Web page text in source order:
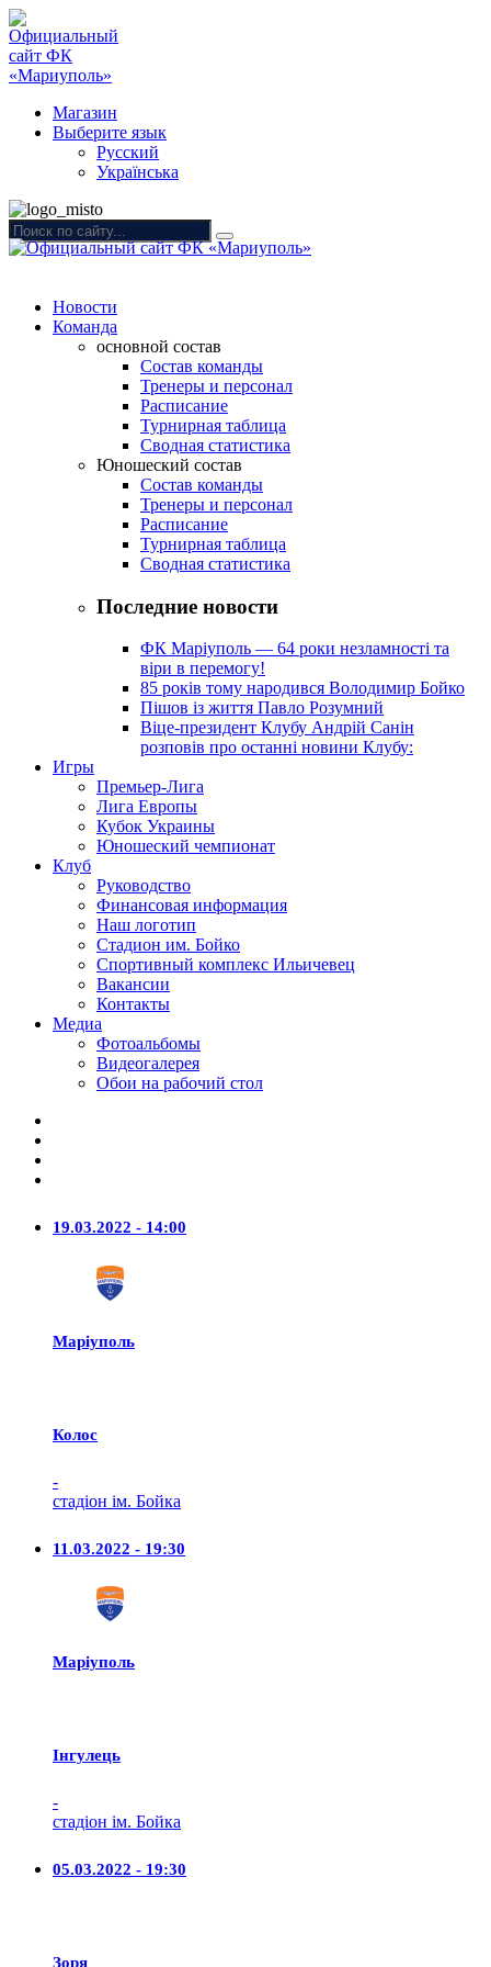
Магазин
Выберите язык
Русский
Українська
Новости
Команда
основной состав
Состав команды
Тренеры и персонал
Расписание
Турнирная таблица
Сводная статистика
Юношеский состав
Состав команды
Тренеры и персонал
Расписание
Турнирная таблица
Сводная статистика
Последние новости
ФК Маріуполь — 64 роки незламності та
віри в перемогу!
85 років тому народився Володимир Бойко
Пішов із життя Павло Розумний
Віце-президент Клубу Андрій Санін
розповів про останні новини Клубу:
Игры
Премьер-Лига
Лига Европы
Кубок Украины
Юношеский чемпионат
Клуб
Руководство
Финансовая информация
Наш логотип
Стадион им. Бойко
Спортивный комплекс Ильичевец
Вакансии
Контакты
Медиа
Фотоальбомы
Видеогалерея
Обои на рабочий стол
19.03.2022 - 14:00
Маріуполь
Колос
-
стадіон ім. Бойка
11.03.2022 - 19:30
Маріуполь
Iнгулець
-
стадіон ім. Бойка
05.03.2022 - 19:30
Зоря